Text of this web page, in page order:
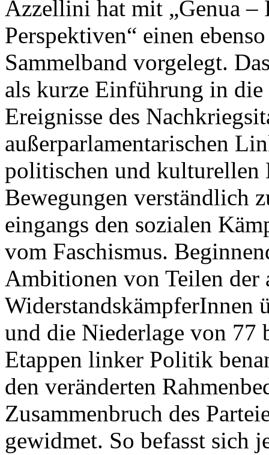
Azzellini hat mit „Genua –
Perspektiven“ einen
Sammelband vorgelegt.
als kurze Einführung in
Ereignisse des
außerparlamentarischen
politischen und kulturellen
Bewegungen verständlich
eingangs den sozialen
vom Faschismus.
Ambitionen von Teilen der
WiderstandskämpferInnen
und die Niederlage von 77
Etappen linker Politik
den veränderten
Zusammenbruch des
gewidmet. So befasst sich